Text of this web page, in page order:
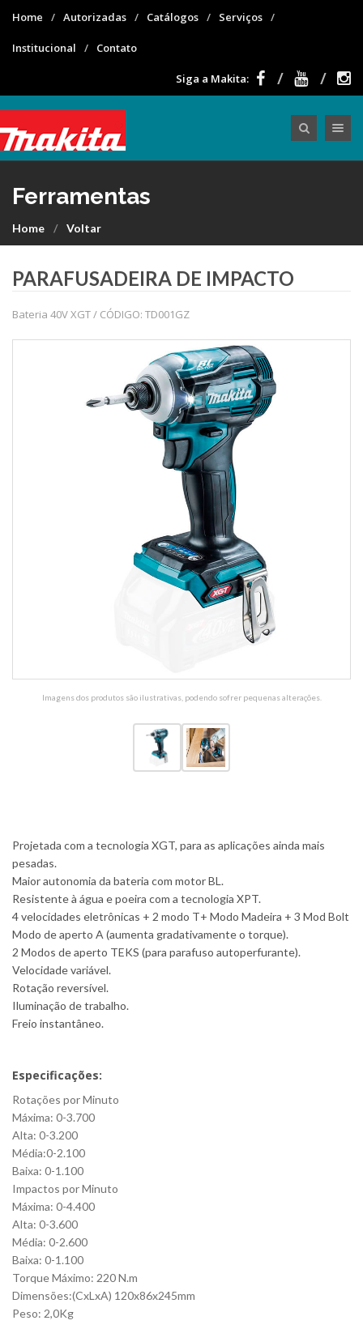
Home Autorizadas Catálogos Serviços
Institucional Contato
Siga a Makita:
Ferramentas
Home Voltar
PARAFUSADEIRA DE IMPACTO
Bateria 40V XGT / CÓDIGO: TD001GZ
Imagens dos produtos são ilustrativas, podendo sofrer pequenas alterações.
Projetada com a tecnologia XGT, para as aplicações ainda mais
pesadas.
Maior autonomia da bateria com motor BL.
Resistente à água e poeira com a tecnologia XPT.
4 velocidades eletrônicas + 2 modo T+ Modo Madeira + 3 Mod Bolt
Modo de aperto A (aumenta gradativamente o torque).
2 Modos de aperto TEKS (para parafuso autoperfurante).
Velocidade variável.
Rotação reversível.
Iluminação de trabalho.
Freio instantâneo.
Especificações:
Rotações por Minuto
Máxima: 0-3.700
Alta: 0-3.200
Média:0-2.100
Baixa: 0-1.100
Impactos por Minuto
Máxima: 0-4.400
Alta: 0-3.600
Média: 0-2.600
Baixa: 0-1.100
Torque Máximo: 220 N.m
Dimensões:(CxLxA) 120x86x245mm
Peso: 2,0Kg